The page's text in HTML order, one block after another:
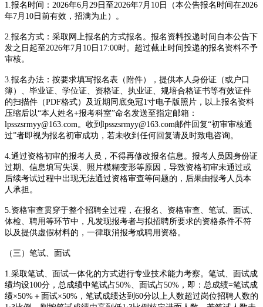
1.报名时间：2026年6月29日至2026年7月10日（本公告报名时间在2026
年7月10日前有效，招满为止）。
2.报名方式：采取网上报名的方式报名。报名资料投递时间自本公告下
发之日起至2026年7月10日17:00时。超过截止时间投递的报名资料不予
审核。
3.报名办法：按要求填写报名表（附件），提供本人身份证（或户口
簿）、毕业证、学位证、资格证、执业证、规培合格证书等有效证件
的扫描件（PDF格式）及近期同底免冠1寸电子版照片，以上报名资料
压缩后以“本人姓名+报考科室”命名发送至指定邮箱：
lpsszsrmyy@163.com。收到lpsszsrmyy@163.com邮件回复“初审审核通
过”者即视为报名初审成功，若未收到任何回复请及时致电咨询。
4.通过资格初审的报考人员，不得再修改报名信息。报考人员因身份证
过期、信息填写失误、照片模糊变形等原因，导致资格初审未通过或
后续考试过程中出现无法通过资格审查等问题的，后果由报考人员本
人承担。
5.资格审查贯穿于整个招聘全过程，在报名、资格审查、笔试、面试、
体检、聘用等环节中，凡发现报考者与拟招聘所要求的资格条件不符
以及提供虚假材料的，一律取消报考或聘用资格。
（三）笔试、面试
1.采取笔试、面试一体化的方式进行专业技术能力考察。笔试、面试成
绩均设100分，总成绩中笔试占50%、面试占50%，即：总成绩=笔试成
绩×50%＋面试×50%，笔试成绩达到60分以上人数超过岗位招聘人数的